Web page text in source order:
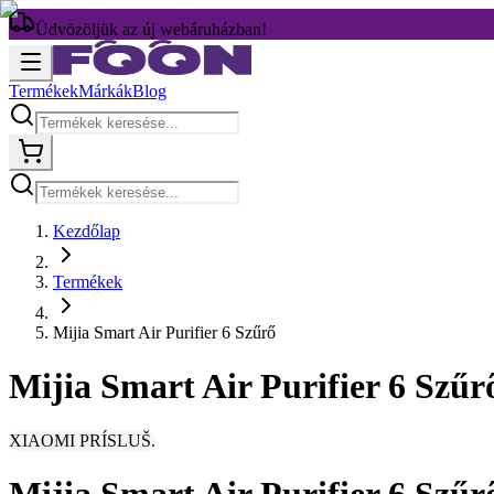
Üdvözöljük az új webáruházban!
TermékekMárkákBlog
Kezdőlap
Termékek
Mijia Smart Air Purifier 6 Szűrő
Mijia Smart Air Purifier 6
XIAOMI PRÍSLUŠ.